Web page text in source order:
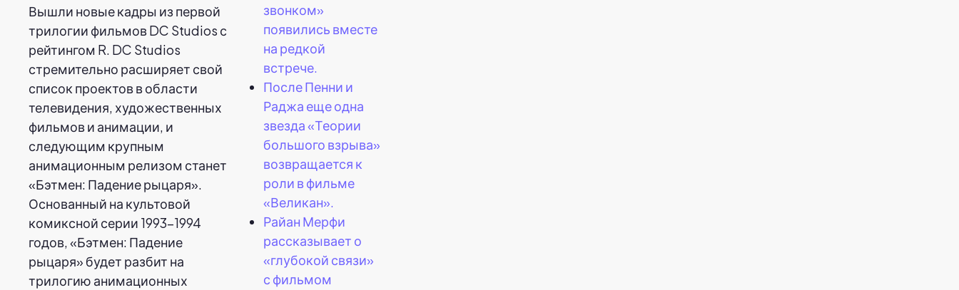
Вышли новые кадры из первой
трилогии фильмов DC Studios с
рейтингом R. DC Studios
стремительно расширяет свой
список проектов в области
телевидения, художественных
фильмов и анимации, и
следующим крупным
анимационным релизом станет
«Бэтмен: Падение рыцаря».
Основанный на культовой
комиксной серии 1993-1994
годов, «Бэтмен: Падение
рыцаря» будет разбит на
трилогию анимационных
звонком»
появились вместе
на редкой
встрече.
После Пенни и
Раджа еще одна
звезда «Теории
большого взрыва»
возвращается к
роли в фильме
«Великан».
Райан Мерфи
рассказывает о
«глубокой связи»
с фильмом